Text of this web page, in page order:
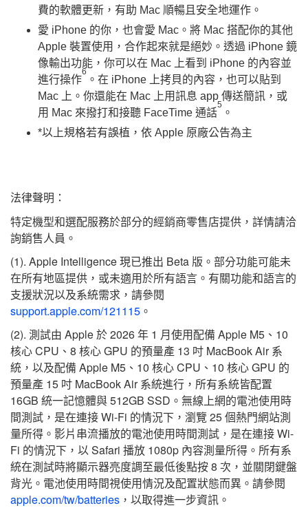
費的軟體更新，有助 Mac 順暢且安全地運作。
愛 iPhone 的你，也會愛 Mac。將 Mac 搭配你的其他
Apple 裝置使用，合作起來就是絕妙。透過 iPhone 鏡
像輸出功能，你可以在 Mac 上看到 iPhone 的內容並
進行操作
6
。在 iPhone 上拷貝的內容，也可以貼到
Mac 上。你還能在 Mac 上用訊息 app 傳送簡訊，或
用 Mac 來撥打和接聽 FaceTime 通話
5
。
*以上規格若有誤植，依 Apple 原廠公告為主
法律聲明：
特定機型和選配服務於部分的經銷商零售店提供，詳情請洽
詢銷售人員。
(1). Apple Intelligence 現已推出 Beta 版。部分功能可能未
在所有地區提供，或未適用於所有語言。有關功能和語言的
支援狀況以及系統需求，請參閱
support.apple.com/121115 。
(2). 測試由 Apple 於 2026 年 1 月使用配備 Apple M5、10
核心 CPU、8 核心 GPU 的預量產 13 吋 MacBook Air 系
統，以及配備 Apple M5、10 核心 CPU、10 核心 GPU 的
預量產 15 吋 MacBook Air 系統進行，所有系統皆配置
16GB 統一記憶體與 512GB SSD。無線上網的電池使用時
間測試，是在連接 Wi-Fi 的情況下，瀏覽 25 個熱門網站測
量所得。影片串流播放的電池使用時間測試，是在連接 Wi-
Fi 的情況下，以 Safari 播放 1080p 內容測量所得。所有系
統在測試時將顯示器亮度調至最低後點按 8 次，並關閉鍵盤
背光。電池使用時間視使用情況及配置狀態而異。請參閱
apple.com/tw/batteries ，以取得進一步資訊。